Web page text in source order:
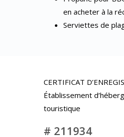
en acheter à la
Serviettes de
CERTIFICAT
Établissement
touristique
# 211934